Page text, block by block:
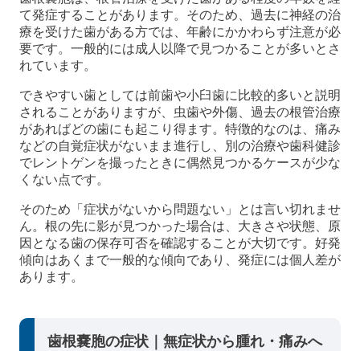
て発症することがあります。そのため、過去に神経の治
療を受けた歯がある方では、年齢にかかわらず注意が必
要です。一般的には成人以降で見つかることが多いとさ
れています。
できやすい歯としては前歯や小臼歯に比較的多いと説明
されることがありますが、虫歯や外傷、過去の根管治療
があればどの歯にも起こり得ます。特徴的なのは、痛み
などの自覚症状がないまま進行し、別の治療や歯科健診
でレントゲンを撮ったときに偶然見つかるケースが少な
くない点です。
そのため「症状がないから問題ない」とは言い切れませ
ん。根の先に影が見つかった場合は、大きさや状態、原
因となる歯の保存可否を確認することが大切です。好発
傾向はあくまで一般的な傾向であり、発症には個人差が
あります。
歯根嚢胞の症状｜無症状から腫れ・痛みへ